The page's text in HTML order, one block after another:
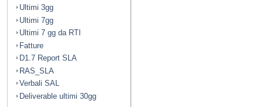
Ultimi 3gg
Ultimi 7gg
Ultimi 7 gg da RTI
Fatture
D1.7 Report SLA
RAS_SLA
Verbali SAL
Deliverable ultimi 30gg